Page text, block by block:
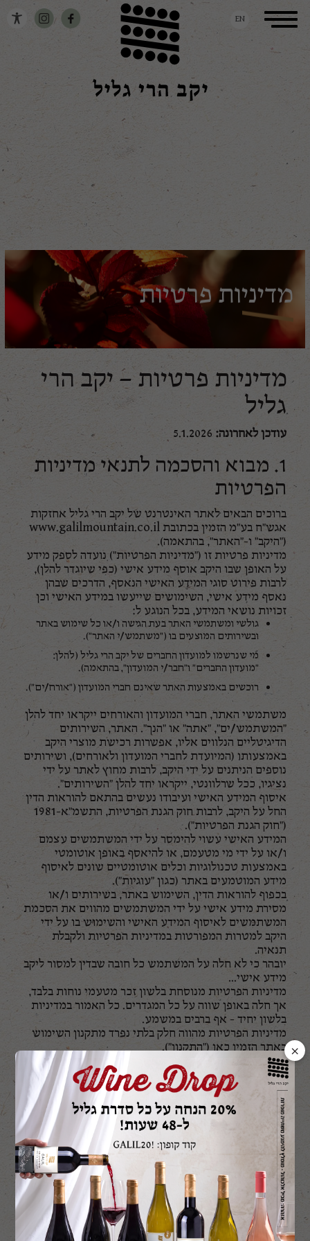
Toggle
navigation
EN
מדיניות פרטיות
מדיניות פרטיות – יקב הרי
גליל
עודכן לאחרונה:
1. מבוא והסכמה לתנאי מדיניות
הפרטיות
ברוכים הבאים לאתר האינטרנט של יקב הרי גליל אחזקות
אגש"ח בע"מ הזמין בכתובת www.galilmountain.co.il
("היקב" ו-"האתר", בהתאמה).
מדיניות פרטיות זו ("מדיניות הפרטיות") נועדה לספק מידע
על האופן שבו היקב אוסף מידע אישי (כפי שיוגדר להלן),
לרבות פירוט סוגי המידע האישי הנאסף, הדרכים שבהן
נאסף מידע אישי, השימושים שייעשו במידע האישי וכן
זכויות נושאי המידע, בכל הנוגע ל:
גולשי ומשתמשי האתר בעת הגישה ו/או כל שימוש באתר
ובשירותים המוצעים בו ("משתמש/י האתר").
מי שנרשמו למועדון החברים של יקב הרי גליל (להלן:
"מועדון החברים" ו"חבר/י המועדון", בהתאמה).
רוכשים באמצעות האתר שאינם חברי המועדון ("אורח/ים").
משתמשי האתר, חברי המועדון והאורחים ייקראו יחד להלן
"המשתמש/ים", "אתה" או "הנך". האתר, השירותים
הדיגיטליים הנלווים אליו, אפשרות רכישת מוצרי היקב
באמצעותו (המיועדת לחברי המועדון ולאורחים), ושירותים
נוספים הניתנים על ידי היקב, לרבות מחוץ לאתר על ידי
נציגיו, ככל שרלוונטי, ייקראו יחד להלן "השירותים".
איסוף המידע האישי ועיבודו נעשים בהתאם להוראות הדין
החל על היקב, לרבות חוק הגנת הפרטיות, התשמ"א-1981
("חוק הגנת הפרטיות").
המידע האישי עשוי להימסר על ידי המשתמשים עצמם
ו/או על ידי מי מטעמם, או להיאסף באופן אוטומטי
באמצעות טכנולוגיות וכלים אוטומטיים שונים לאיסוף
מידע המוטמעים באתר (כגון "עוגיות").
בכפוף להוראות הדין, השימוש באתר, בשירותים ו/או
מסירת מידע אישי על ידי המשתמשים מהווים את הסכמת
המשתמשים לאיסוף המידע האישי והשימוש בו על ידי
היקב למטרות המפורטות במדיניות הפרטיות ולקבלת
תנאיה.
יובהר כי לא חלה על המשתמש כל חובה שבדין למסור ליקב
מידע אישי...
מדיניות הפרטיות מנוסחת בלשון זכר מטעמי נוחות בלבד,
אך חלה באופן שווה על כל המגדרים. כל האמור במדיניות
בלשון יחיד - אף ברבים במשמע.
מדיניות הפרטיות מהווה חלק בלתי נפרד מתקנון השימוש
באתר הזמין כאן ("התקנון").
2. הגבלת גיל
השימוש באתר ובשירותים מיועד לבגירים מעל גיל 18
בלבד...
3. בעל השליטה במאגר המידע
ופרטי יצירת קשר
יקב הרי גליל אחזקות אגש"ח בע"מ (ח.פ. 570051854),
שכתובתו קיבוץ יראון ד.נ. מרום הגליל ישראל 1385500...
דוא"ל: visitors@galilmountain.co.il
×